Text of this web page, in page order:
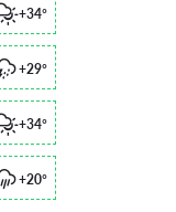
+34°
+29°
+34°
+20°